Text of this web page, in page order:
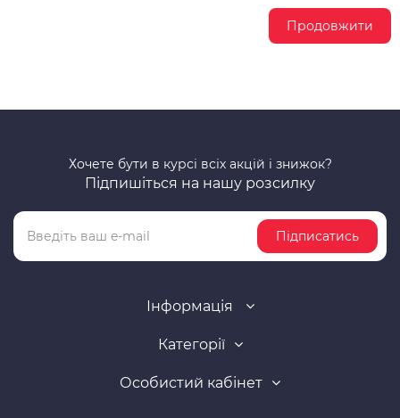
Продовжити
Хочете бути в курсі всіх акцій і знижок?
Підпишіться на нашу розсилку
Підписатись
Інформація
Категорії
Особистий кабінет